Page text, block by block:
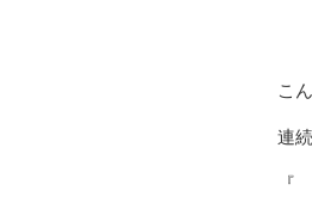
こ
連
『